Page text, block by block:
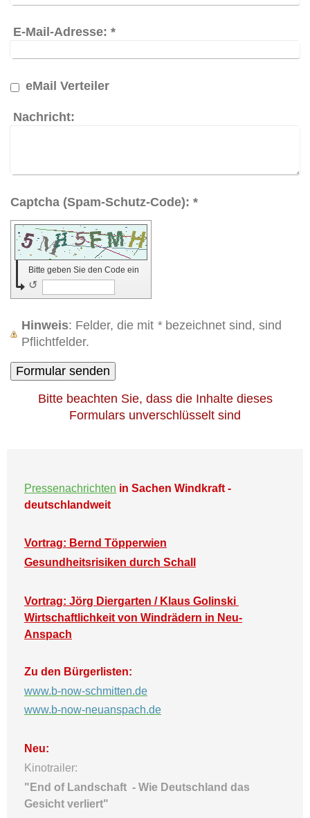
E-Mail-Adresse: *
eMail Verteiler
Nachricht:
Captcha (Spam-Schutz-Code): *
Bitte geben Sie den Code ein
↺
Hinweis : Felder, die mit *bezeichnet sind, sind
Pflichtfelder.
Bitte beachten Sie, dass die Inhalte dieses
Formulars unverschlüsselt sind
Pressenachrichten in Sachen Windkraft -
deutschlandweit
Vortrag: Bernd Töpperwien
Gesundheitsrisiken durch Schall
Vortrag: Jörg Diergarten / Klaus Golinski
Wirtschaftlichkeit von Windrädern in Neu-
Anspach
Zu den Bürgerlisten:
www.b-now-schmitten.de
www.b-now-neuanspach.de
Neu:
Kinotrailer:
"End of Landschaft - Wie Deutschland das
Gesicht verliert"